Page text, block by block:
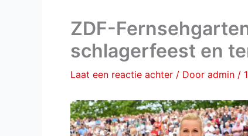
ZDF-
schlagerfeest en
Laat een reactie achter / Door admin /